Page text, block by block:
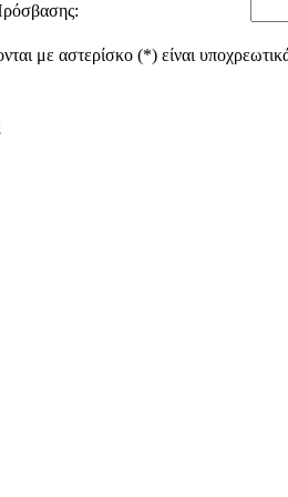
με αστερίσκο (*) είναι